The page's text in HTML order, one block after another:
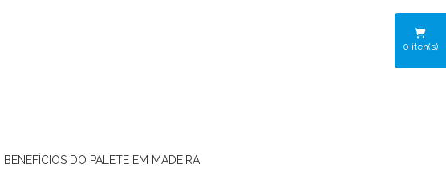
BENEFÍCIOS DO PALETE EM MADEIRA
0 iten(s)